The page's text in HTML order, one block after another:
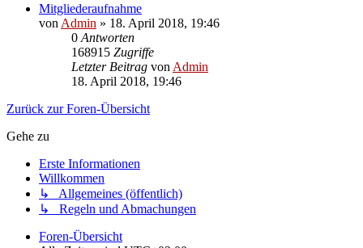
Mitgliederaufnahme
von Admin » 18. April 2018, 19:46
0 Antworten
168915 Zugriffe
Letzter Beitrag von Admin
18. April 2018, 19:46
Zurück zur Foren-Übersicht
Gehe zu
Erste Informationen
Willkommen
↳ Allgemeines (öffentlich)
↳ Regeln und Abmachungen
Foren-Übersicht